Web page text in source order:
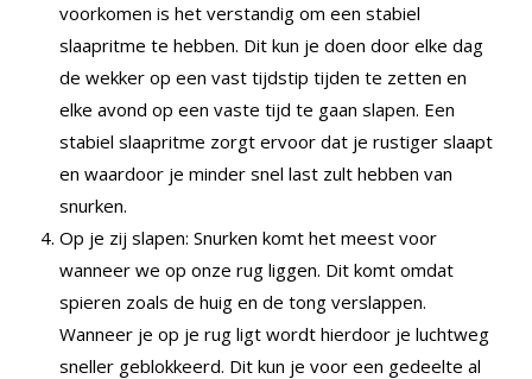
voorkomen is het verstandig om een stabiel
slaapritme te hebben. Dit kun je doen door elke dag
de wekker op een vast tijdstip tijden te zetten en
elke avond op een vaste tijd te gaan slapen. Een
stabiel slaapritme zorgt ervoor dat je rustiger slaapt
en waardoor je minder snel last zult hebben van
snurken.
Op je zij slapen: Snurken komt het meest voor
wanneer we op onze rug liggen. Dit komt omdat
spieren zoals de huig en de tong verslappen.
Wanneer je op je rug ligt wordt hierdoor je luchtweg
sneller geblokkeerd. Dit kun je voor een gedeelte al